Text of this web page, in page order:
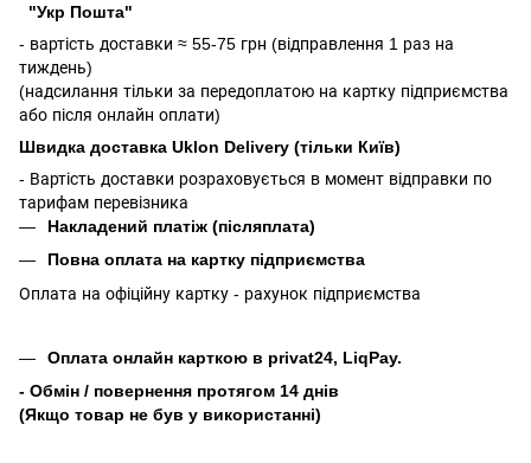
"Укр Пошта"
- вартість доставки ≈ 55-75 грн (відправлення 1 раз на
тиждень)
(надсилання тільки за передоплатою на картку підприємства
або після онлайн оплати)
Швидка доставка Uklon Delivery (тільки Київ)
- Вартість доставки розраховується в момент відправки по
тарифам перевізника
Накладений платіж (післяплата)
Повна оплата на картку підприємства
Оплата на офіційну картку - рахунок підприємства
Оплата онлайн карткою в privat24, LiqPay.
- Обмін / повернення протягом 14 днів
(Якщо товар не був у використанні)